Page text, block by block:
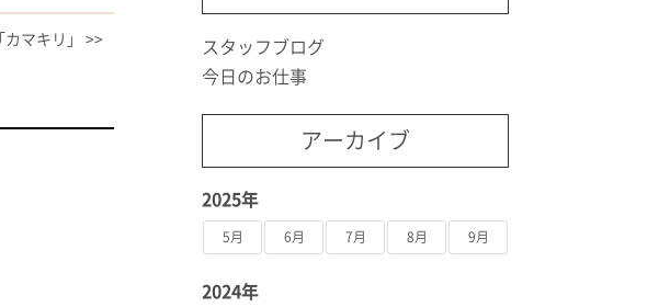
カマキリ」 >>
スタッフブログ
今日のお仕事
アーカイブ
2025年
5月 6月 7月 8月 9月
2024年